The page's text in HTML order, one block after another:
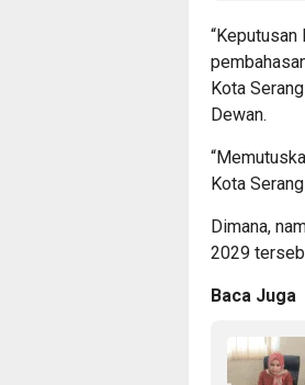
Kota
Dewan.
Kota
Dimana,
2029
Baca Juga